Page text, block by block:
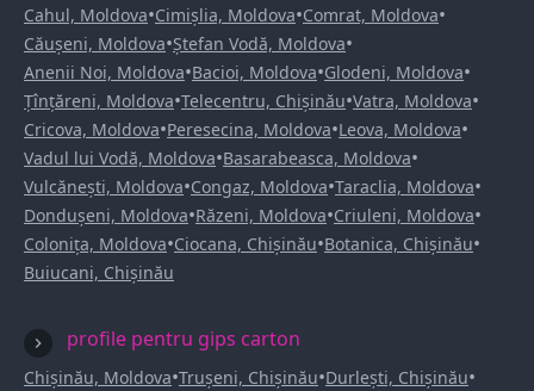
Cahul, Moldova•Cimișlia, Moldova•Comrat, Moldova•
Căușeni, Moldova•Ștefan Vodă, Moldova•
Anenii Noi, Moldova•Bacioi, Moldova•Glodeni, Moldova•
Țînțăreni, Moldova•Telecentru, Chișinău•Vatra, Moldova•
Cricova, Moldova•Peresecina, Moldova•Leova, Moldova•
Vadul lui Vodă, Moldova•Basarabeasca, Moldova•
Vulcănești, Moldova•Congaz, Moldova•Taraclia, Moldova•
Dondușeni, Moldova•Răzeni, Moldova•Criuleni, Moldova•
Colonița, Moldova•Ciocana, Chișinău•Botanica, Chișinău•
Buiucani, Chișinău
profile pentru gips carton
Chișinău, Moldova•Trușeni, Chișinău•Durlești, Chișinău•